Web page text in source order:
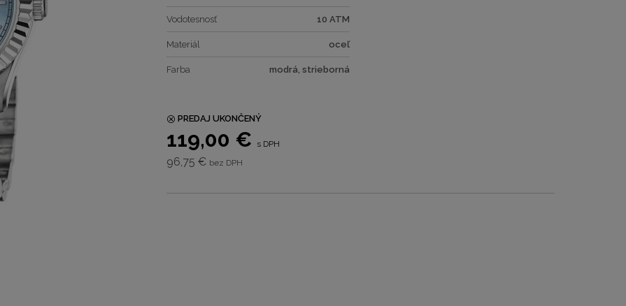
Vodotesnosť 10 ATM
Materiál oceľ
Farba modrá, strieborná
PREDAJ UKONČENÝ
119,00 € s DPH
96,75 € bez DPH